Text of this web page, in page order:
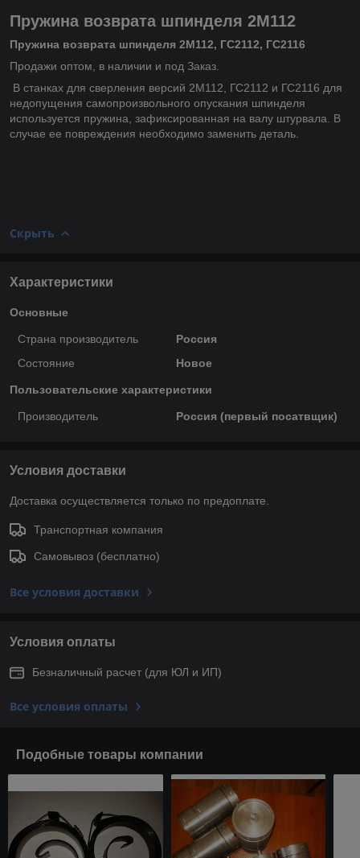
Пружина возврата шпинделя 2М112
Пружина возврата шпинделя 2М112, ГС2112, ГС2116
Продажи оптом, в наличии и под Заказ.
В станках для сверления версий 2М112, ГС2112 и ГС2116 для
недопущения самопроизвольного опускания шпинделя
используется пружина, зафиксированная на валу штурвала. В
случае ее повреждения необходимо заменить деталь.
Скрыть
Характеристики
Основные
Страна производитель
Россия
Состояние
Новое
Пользовательские характеристики
Производитель Россия (первый посатвщик)
Условия доставки
Доставка осуществляется только по предоплате.
Транспортная компания
Самовывоз (бесплатно)
Все условия доставки
Условия оплаты
Безналичный расчет (для ЮЛ и ИП)
Все условия оплаты
Подобные товары компании